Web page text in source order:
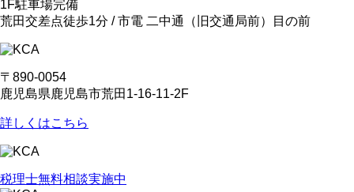
1F駐車場完備
荒田交差点徒歩1分 / 市電 二中通
（旧交通局前） 目の前
〒890-0054
鹿児島県鹿児島市荒田1-16-11-2F
詳しくはこちら
税理士無料相談実施中